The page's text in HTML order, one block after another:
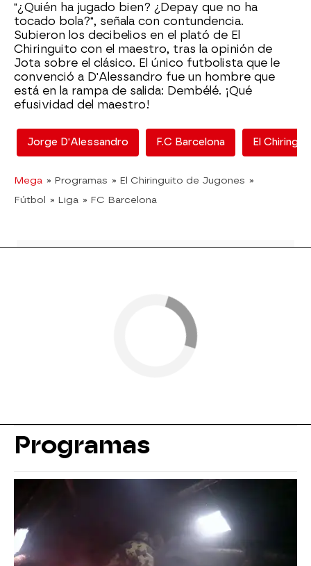
"¿Quién ha jugado bien? ¿Depay que no ha
tocado bola?", señala con contundencia.
Subieron los decibelios en el plató de El
Chiringuito con el maestro, tras la opinión de
Jota sobre el clásico. El único futbolista que le
convenció a D'Alessandro fue un hombre que
está en la rampa de salida: Dembélé. ¡Qué
efusividad del maestro!
Jorge D'Alessandro F.C Barcelona El
Mega » Programas » El Chiringuito de Jugones »
Fútbol » Liga » FC Barcelona
Programas